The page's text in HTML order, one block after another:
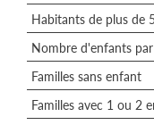
Habitants de plus de
Nombre d'enfants
Familles sans enfant
Familles avec 1 ou 2